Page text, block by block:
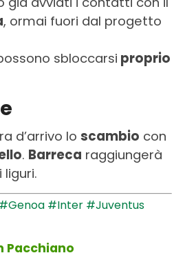
, ormai fuori dal progetto
sbloccarsi proprio
d’arrivo lo scambio con
. Barreca raggiungerà
#Genoa #Inter #Juventus
Pacchiano